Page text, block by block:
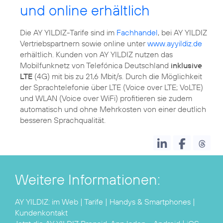
und online erhältlich
Die AY YILDIZ-Tarife sind im Fachhandel, bei AY YILDIZ
Vertriebspartnern sowie online unterwww.ayyildiz.de
erhältlich. Kunden von AY YILDIZ nutzen das
Mobilfunknetz von Telefónica Deutschland inklusive
LTE (4G) mit bis zu 21,6 Mbit/s. Durch die Möglichkeit
der Sprachtelefonie über LTE (Voice over LTE; VoLTE)
und WLAN (Voice over WiFi) profitieren sie zudem
automatisch und ohne Mehrkosten von einer deutlich
besseren Sprachqualität.
Weitere Informationen:
AY YILDIZ: im Web | Tarife | Handys & Smartphones |
Kundenkontakt